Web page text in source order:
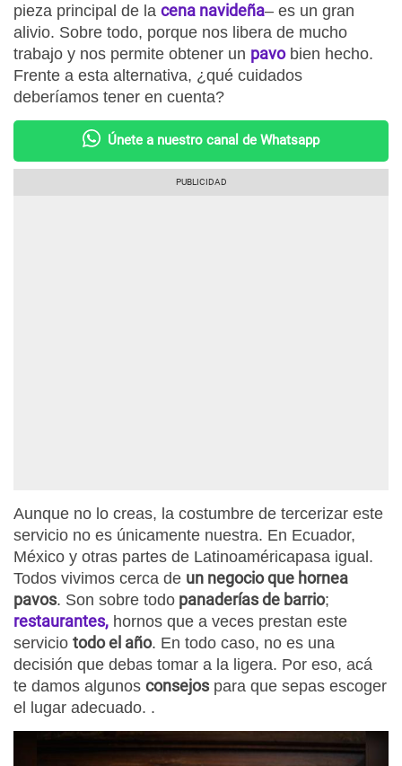
pieza principal de la cena navideña– es un gran
alivio. Sobre todo, porque nos libera de mucho
trabajo y nos permite obtener un pavobien hecho.
Frente a esta alternativa, ¿qué cuidados
deberíamos tener en cuenta?
Únete a nuestro canal de Whatsapp
Aunque no lo creas, la costumbre de tercerizar este
servicio no es únicamente nuestra. En Ecuador,
México y otras partes de Latinoaméricapasa igual.
Todos vivimos cerca de un negocio que hornea
pavos. Son sobre todo panaderías de barrio;
restaurantes, hornos que a veces prestan este
servicio todo el año. En todo caso, no es una
decisión que debas tomar a la ligera. Por eso, acá
te damos algunos consejos para que sepas escoger
el lugar adecuado. .